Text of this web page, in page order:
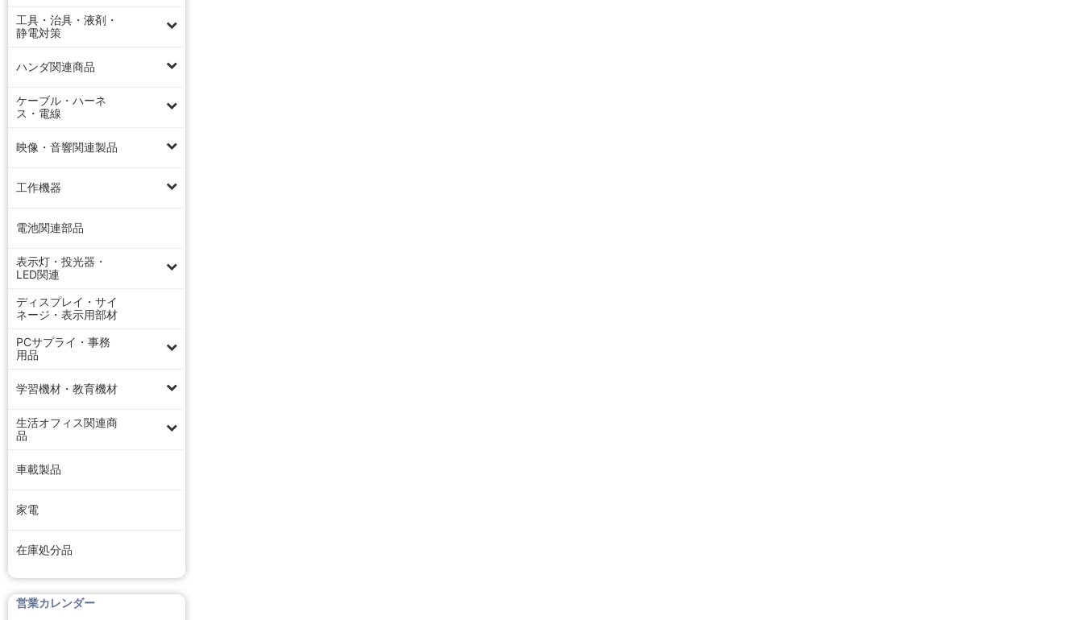
工具・治具・液剤・
静電対策
ハンダ関連商品
ケーブル・ハーネ
ス・電線
映像・音響関連製品
工作機器
電池関連部品
表示灯・投光器・
LED関連
ディスプレイ・サイ
ネージ・表示用部材
PCサプライ・事務
用品
学習機材・教育機材
生活オフィス関連商
品
車載製品
家電
在庫処分品
営業カレンダー